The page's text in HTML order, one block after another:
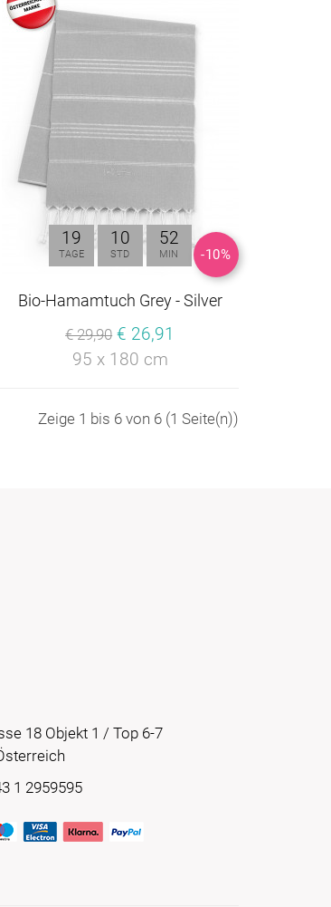
19
TAGE
10
STD
52
MIN -10%
Bio-Hamamtuch Grey - Silver
€ 29,90 € 26,91
95 x 180 cm
Zeige 1 bis 6 von 6 (1 Seite(n))
18 Objekt 1 / Top 6-7
1 2959595